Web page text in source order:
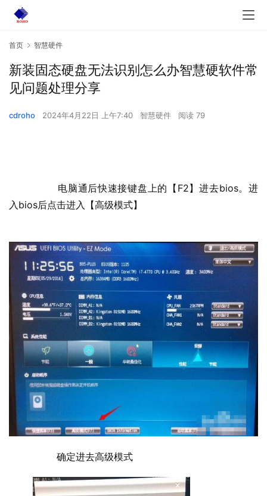
首页 智慧硬件
新装固态硬盘无法识别怎么办智慧硬软件常
见问题处理分享
cdroho 2024年4月22日 上午7:40 智慧硬件 阅读 79
入bios后点击进入【高级模式】
  	确定进去高级模式